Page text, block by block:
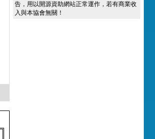
告，用以開源資助網站正常運作，若有商業收
入與本協會無關！